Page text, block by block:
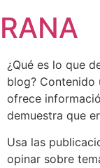
al
contenido
RANA
¿Qué es lo que
blog? Contenido
ofrece
demuestra que
Usa las
opinar sobre